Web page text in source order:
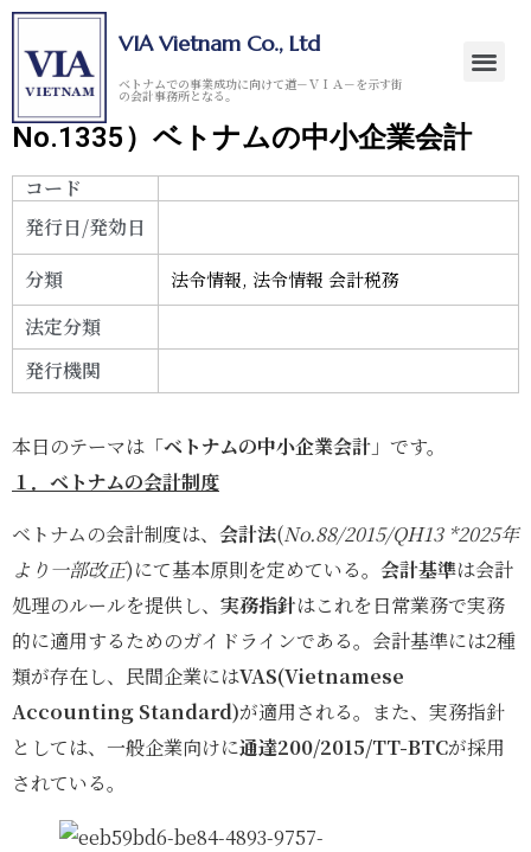
VIA Vietnam Co., Ltd
ベトナムでの事業成功に向けて道－ＶＩＡ－を示す街
の会計事務所となる。
No.1335）ベトナムの中小企業会計
コード
発行日/発効日
分類
法令情報,法令情報 会計税務
法定分類
発行機関
本日のテーマは「ベトナムの中小企業会計 」です。
１．ベトナムの会計制度
ベトナムの会計制度は、 会計法(No.88/2015/QH13 *2025年
より一部改正)にて基本原則を定めている。 会計基準は会計
処理のルールを提供し、 実務指針はこれを日常業務で実務
的に適用するためのガイドラインである。会計基準には2種
類が存在し、民間企業にはVAS(Vietnamese
Accounting Standard)が適用される。また、実務指針
としては、一般企業向けに通達200/2015/TT-BTCが採用
されている。